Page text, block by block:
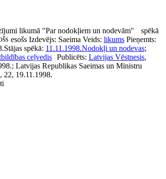
likumā "Par nodokļiem un nodevām"
spēkā
esošs Izdevējs: Saeima Veids: likums Pieņemts:
Stājas spēkā: 11.11.1998.Nodokļi un nodevas;
ceļvedis Publicēts: Latvijas Vēstnesis,
Latvijas Republikas Saeimas un Ministru
22, 19.11.1998.